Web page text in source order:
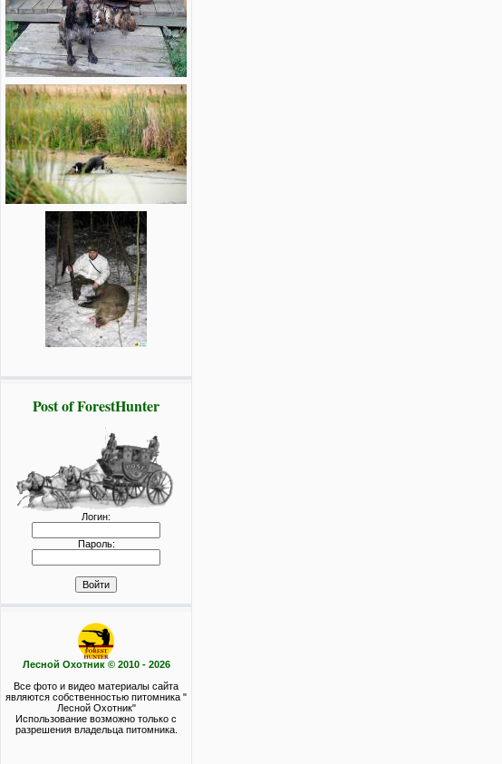
Post of ForestHunter
Логин:
Пароль:
Лесной Охотник © 2010 - 2026
Все фото и видео материалы сайта
являются собственностью питомника "
Лесной Охотник"
Использование возможно только с
разрешения владельца питомника.